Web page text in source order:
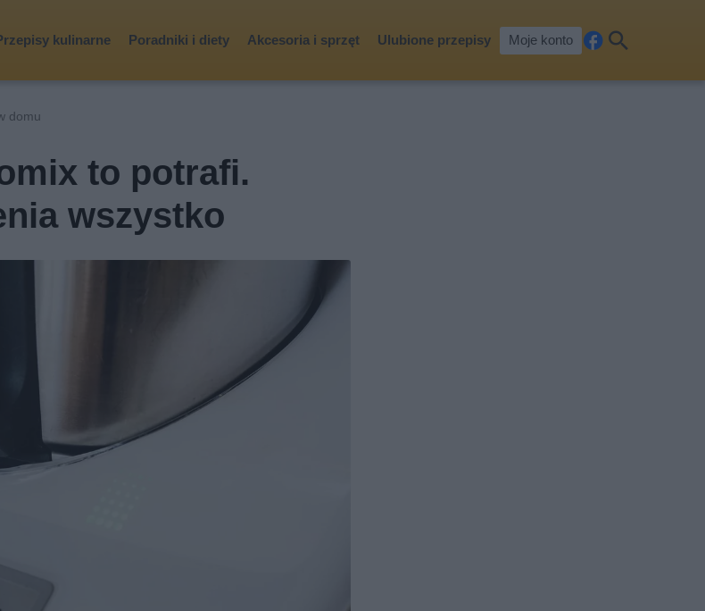
kulinarne Poradniki i diety Akcesoria i sprzęt Ulubione przepisy Moje konto
cebkaj
domu
to potrafi.
wszystko